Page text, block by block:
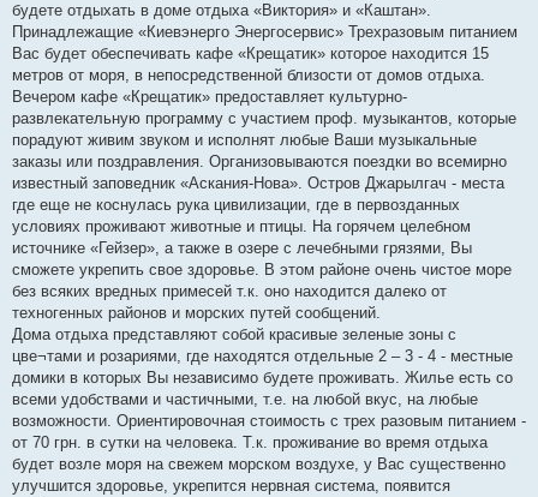
я
будете отдыхать в доме отдыха «Виктория» и «Каштан».
Принадлежащие «Киевэнерго Энергосервис» Трехразовым питанием
Вас будет обеспечивать кафе «Крещатик» которое находится 15
метров от моря, в непосредственной близости от домов отдыха.
Вечером кафе «Крещатик» предоставляет культурно-
развлекательную программу с участием проф. музыкантов, которые
порадуют живим звуком и исполнят любые Ваши музыкальные
заказы или поздравления. Организовываются поездки во всемирно
известный заповедник «Аскания-Нова». Остров Джарылгач - места
где еще не коснулась рука цивилизации, где в первозданных
условиях проживают животные и птицы. На горячем целебном
источнике «Гейзер», а также в озере с лечебными грязями, Вы
сможете укрепить свое здоровье. В этом районе очень чистое море
без всяких вредных примесей т.к. оно находится далеко от
техногенных районов и морских путей сообщений.
Дома отдыха представляют собой красивые зеленые зоны с
цве¬тами и розариями, где находятся отдельные 2 – 3 - 4 - местные
домики в которых Вы независимо будете проживать. Жилье есть со
всеми удобствами и частичными, т.е. на любой вкус, на любые
возможности. Ориентировочная стоимость с трех разовым питанием -
от 70 грн. в сутки на человека. Т.к. проживание во время отдыха
будет возле моря на свежем морском воздухе, у Вас существенно
улучшится здоровье, укрепится нервная система, появится